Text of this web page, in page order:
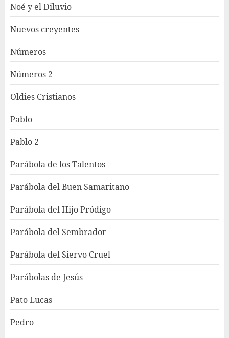
Noé y el Diluvio
Nuevos creyentes
Números
Números 2
Oldies Cristianos
Pablo
Pablo 2
Parábola de los Talentos
Parábola del Buen Samaritano
Parábola del Hijo Pródigo
Parábola del Sembrador
Parábola del Siervo Cruel
Parábolas de Jesús
Pato Lucas
Pedro